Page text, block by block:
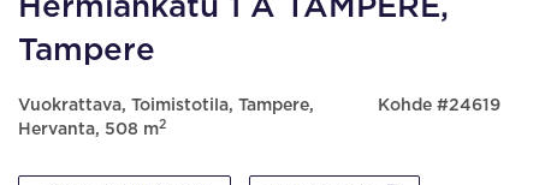
Hermiankatu 1 A TAMPERE,
Tampere
Vuokrattava, Toimistotila, Tampere,
Hervanta, 508 m2
Kohde #24619